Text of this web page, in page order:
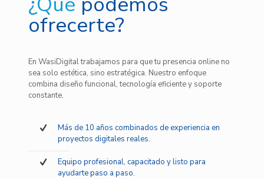
ofrecerte?
En WasiDigital trabajamos para que tu presencia online no
sea solo estética, sino estratégica. Nuestro enfoque
combina diseño funcional, tecnología eficiente y soporte
constante.
Más de 10 años combinados de experiencia en
proyectos digitales reales.
Equipo profesional, capacitado y listo para
ayudarte paso a paso.